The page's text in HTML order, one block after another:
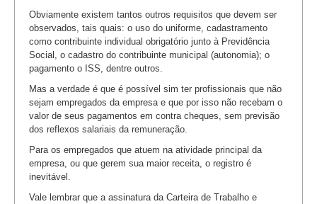
Obviamente existem tantos outros requisitos que devem ser
observados, tais quais: o uso do uniforme, cadastramento
como contribuinte individual obrigatório junto à Previdência
Social, o cadastro do contribuinte municipal (autonomia); o
pagamento o ISS, dentre outros.
Mas a verdade é que é possível sim ter profissionais que não
sejam empregados da empresa e que por isso não recebam o
valor de seus pagamentos em contra cheques, sem previsão
dos reflexos salariais da remuneração.
Para os empregados que atuem na atividade principal da
empresa, ou que gerem sua maior receita, o registro é
inevitável.
Vale lembrar que a assinatura da Carteira de Trabalho e